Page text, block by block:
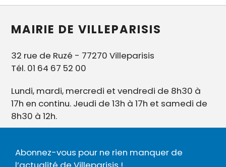
MAIRIE DE VILLEPARISIS
32 rue de Ruzé - 77270 Villeparisis
Tél. 01 64 67 52 00
Lundi, mardi, mercredi et vendredi de 8h30 à
17h en continu. Jeudi de 13h à 17h et samedi de
8h30 à 12h.
Abonnez-vous pour ne rien manquer de